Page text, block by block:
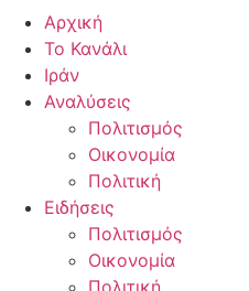
Αρχική
Το Κανάλι
Ιράν
Αναλύσεις
Πολιτισμός
Οικονομία
Πολιτική
Ειδήσεις
Πολιτισμός
Οικονομία
Πολιτική